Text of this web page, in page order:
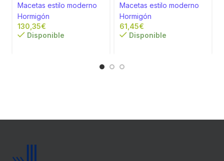
Macetas estilo moderno
Hormigón
€
Disponible
Macetas estilo moderno
Hormigón
€
Disponible